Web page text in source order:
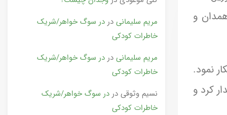
و
خود را آشکار نمود.
کرد و
مریم سلیمانی دردر سوگ خواهر/شریک
خاطرات کودکی
مریم سلیمانی دردر سوگ خواهر/شریک
خاطرات کودکی
نسیم وثوقی دردر سوگ خواهر/شریک
خاطرات کودکی